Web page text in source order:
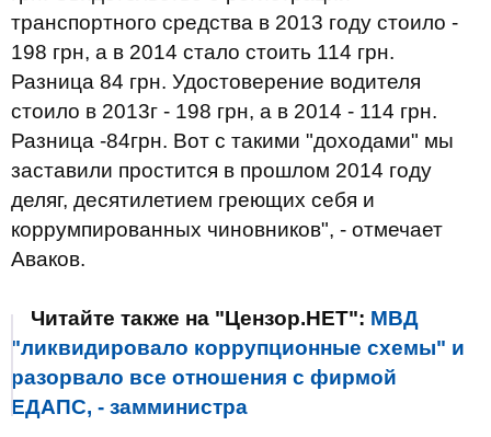
транспортного средства в 2013 году стоило -
198 грн, а в 2014 стало стоить 114 грн.
Разница 84 грн. Удостоверение водителя
стоило в 2013г - 198 грн, а в 2014 - 114 грн.
Разница -84грн. Вот с такими "доходами" мы
заставили простится в прошлом 2014 году
деляг, десятилетием греющих себя и
коррумпированных чиновников", - отмечает
Аваков.
Читайте также на "Цензор.НЕТ": МВД
"ликвидировало коррупционные схемы" и
разорвало все отношения с фирмой
ЕДАПС, - замминистра